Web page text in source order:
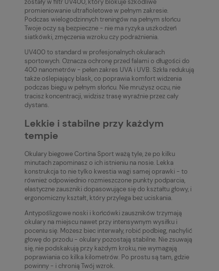
promieniowanie ultrafioletowe w pełnym zakresie.
Podczas wielogodzinnych treningów na pełnym słońcu
Twoje oczy są bezpieczne - nie ma ryzyka uszkodzeń
siatkówki, zmęczenia wzroku czy podrażnienia.
UV400 to standard w profesjonalnych okularach
sportowych. Oznacza ochronę przed falami o długości do
400 nanometrów - pełen zakres UVA i UVB. Szkła redukują
także oślepiający blask, co poprawia komfort widzenia
podczas biegu w pełnym słońcu. Nie mrużysz oczu, nie
tracisz koncentracji, widzisz trasę wyraźnie przez cały
dystans.
Lekkie i stabilne przy każdym
tempie
Okulary biegowe Cortina Sport ważą tyle, że po kilku
minutach zapominasz o ich istnieniu na nosie. Lekka
konstrukcja to nie tylko kwestia wagi samej oprawki - to
również odpowiednio rozmieszczone punkty podparcia,
elastyczne zauszniki dopasowujące się do kształtu głowy, i
ergonomiczny kształt, który przylega bez uciskania.
Antypoślizgowe noski i końcówki zauszników trzymają
okulary na miejscu nawet przy intensywnym wysiłku i
poceniu się. Możesz biec interwały, robić podbieg, nachylić
głowę do przodu - okulary pozostają stabilne. Nie zsuwają
się, nie podskakują przy każdym kroku, nie wymagają
poprawiania co kilka kilometrów. Po prostu są tam, gdzie
powinny - i chronią Twój wzrok.